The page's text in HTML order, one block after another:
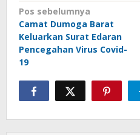
Navigasi
pos
Pos sebelumnya
Camat Dumoga Barat
Keluarkan Surat Edaran
Pencegahan Virus Covid-
19